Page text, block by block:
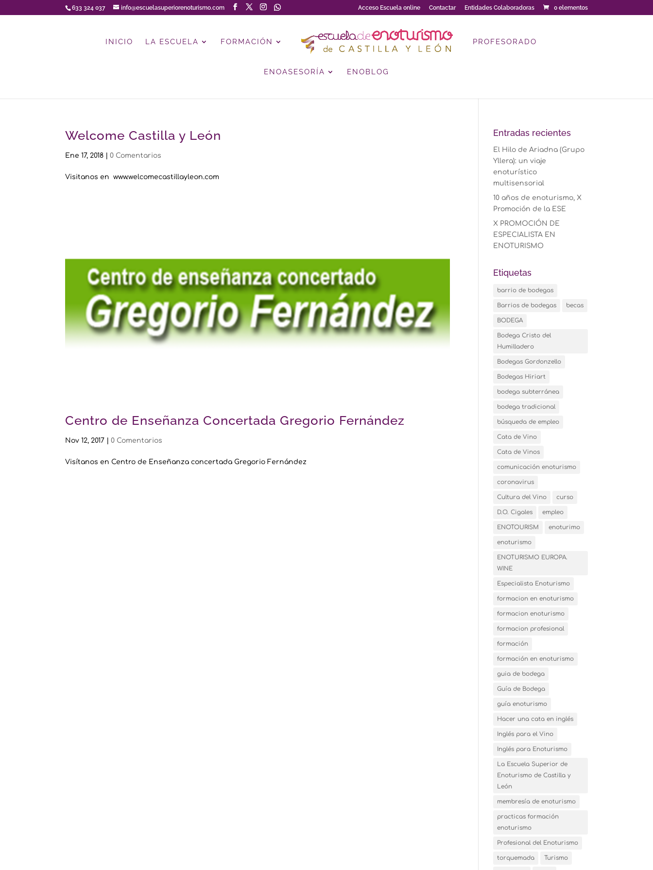
633 324 037 info@escuelasuperiorenoturismo.com Acceso Escuela online Contactar Entidades Colaboradoras 0 elementos
INICIO LA ESCUELA FORMACIÓN PROFESORADO
ENOASESORÍA ENOBLOG
Welcome Castilla y León
Ene 17, 2018 |0 Comentarios
Visitanos en www.welcomecastillayleon.com
Centro de Enseñanza Concertada Gregorio Fernández
Nov 12, 2017 |0 Comentarios
Visítanos en Centro de Enseñanza concertada Gregorio Fernández
Entradas recientes
El Hilo de Ariadna (Grupo
Yllera): un viaje
enoturístico
multisensorial
10 años de enoturismo, X
Promoción de la ESE
X PROMOCIÓN DE
ESPECIALISTA EN
ENOTURISMO
Etiquetas
barrio de bodegas
Barrios de bodegas becas
BODEGA
Bodega Cristo del
Humilladero
Bodegas Gordonzello
Bodegas Hiriart
bodega subterránea
bodega tradicional
búsqueda de empleo
Cata de Vino
Cata de Vinos
comunicación enoturismo
coronavirus
Cultura del Vino curso
D.O. Cigales empleo
ENOTOURISM enoturimo
enoturismo
ENOTURISMO EUROPA.
WINE
Especialista Enoturismo
formacion en enoturismo
formacion enoturismo
formacion profesional
formación
formación en enoturismo
guia de bodega
Guía de Bodega
guía enoturismo
Hacer una cata en inglés
Inglés para el Vino
Inglés para Enoturismo
La Escuela Superior de
Enoturismo de Castilla y
León
membresía de enoturismo
practicas formación
enoturismo
Profesional del Enoturismo
torquemada Turismo